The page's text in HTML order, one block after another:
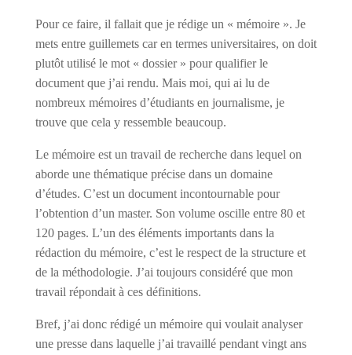
Pour ce faire, il fallait que je rédige un « mémoire ». Je
mets entre guillemets car en termes universitaires, on doit
plutôt utilisé le mot « dossier » pour qualifier le
document que j’ai rendu. Mais moi, qui ai lu de
nombreux mémoires d’étudiants en journalisme, je
trouve que cela y ressemble beaucoup.
Le mémoire est un travail de recherche dans lequel on
aborde une thématique précise dans un domaine
d’études. C’est un document incontournable pour
l’obtention d’un master. Son volume oscille entre 80 et
120 pages. L’un des éléments importants dans la
rédaction du mémoire, c’est le respect de la structure et
de la méthodologie. J’ai toujours considéré que mon
travail répondait à ces définitions.
Bref, j’ai donc rédigé un mémoire qui voulait analyser
une presse dans laquelle j’ai travaillé pendant vingt ans